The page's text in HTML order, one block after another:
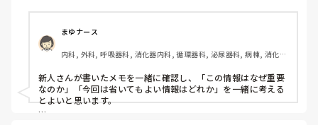
いと思いますか？
まゆナース
内科, 外科, 呼吸器科, 消化器内科, 循環器科, 泌尿器科, 病棟, 消化器
新人さんが書いたメモを一緒に確認し、「この情報はなぜ重要
なのか」「今回は省いてもよい情報はどれか」を一緒に考える
とよいと思います。